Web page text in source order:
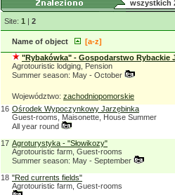
wszystkich
Site: 1 | 2
Name of object
[a-z]
"Rybakówka" - Gospodarstwo Rybackie
Agrotouristic lodging, Pension
Summer season: May - October
Województwo: zachodniopomorskie
16 Ośrodek Wypoczynkowy Jarzębinka
Guest-rooms, Maisonette, House Summer
All year round
17 Agroturystyka - "Słowikozy"
Agrotouristic farm, Guest-rooms
Summer season: May - September
18 "Red currents fields"
Agrotouristic farm, Guest-rooms